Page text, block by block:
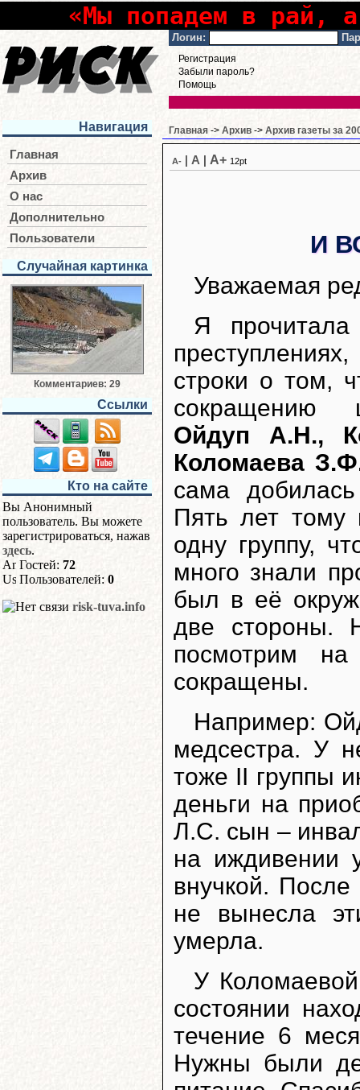
«Мы попадем в рай,
Логин:
Регистрация
Забыли пароль?
Помощь
Навигация
Главная
Архив
О нас
Дополнительно
Пользователи
Случайная картинка
Комментариев: 29
Ссылки
Кто на сайте
Вы Анонимный
пользователь. Вы можете
зарегистрироваться, нажав
здесь.
Гостей: 72
Пользователей: 0
risk-tuva.info
Главная -> Архив -> Архив газеты за
A- A A+ 12pt
И
Уважаемая
Я
строки о том,
сокращению
Ойдуп А.Н.,
Коломаева
сама
Пять лет тому
одну группу,
много знали
был в её
две стороны.
посмотрим
сокращены.
Например:
медсестра. У
тоже II группы
деньги на
Л.С. сын –
на иждивении
внучкой.
не вынесла
умерла.
У
состоянии
течение 6
Нужны были